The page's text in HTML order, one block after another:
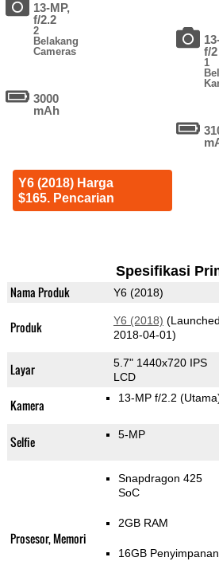
13-MP,
f/2.2
2
Belakang
Cameras
3000
mAh
Y6 (2018) Harga
$165. Pencarian
f/2
1
Spesifikasi
Nama Produk Y6 (2018)
Produk Y6 (2018) (Launched
2018-04-01)
Layar
5.7" 1440x720 IPS
LCD
Kamera 13-MP f/2.2
Selfie 5-MP
Prosesor, Memori
Snapdragon 425
SoC
2GB RAM
16GB Penyimpanan